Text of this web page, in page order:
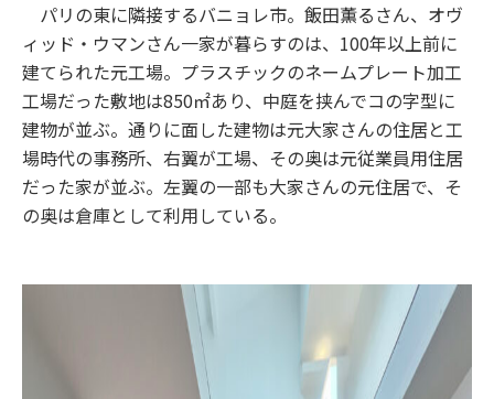
パリの東に隣接するバニョレ市。飯田薫るさん、オヴ
ィッド・ウマンさん一家が暮らすのは、100年以上前に
建てられた元工場。プラスチックのネームプレート加工
工場だった敷地は850㎡あり、中庭を挟んでコの字型に
建物が並ぶ。通りに面した建物は元大家さんの住居と工
場時代の事務所、右翼が工場、その奥は元従業員用住居
だった家が並ぶ。左翼の一部も大家さんの元住居で、そ
の奥は倉庫として利用している。